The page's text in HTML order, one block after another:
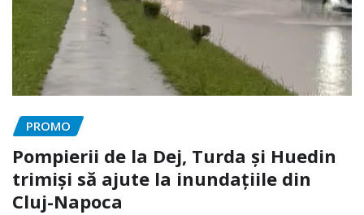
PROMO
Pompierii de la Dej, Turda și Huedin
trimiși să ajute la inundațiile din
Cluj-Napoca